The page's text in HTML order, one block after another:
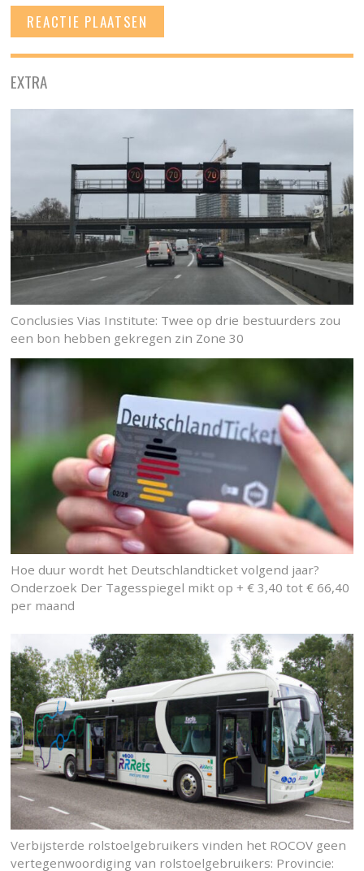
EXTRA
Conclusies Vias Institute: Twee op drie bestuurders zou
een bon hebben gekregen zin Zone 30
Hoe duur wordt het Deutschlandticket volgend jaar?
Onderzoek Der Tagesspiegel mikt op + € 3,40 tot € 66,40
per maand
Verbijsterde rolstoelgebruikers vinden het ROCOV geen
vertegenwoordiging van rolstoelgebruikers: Provincie: